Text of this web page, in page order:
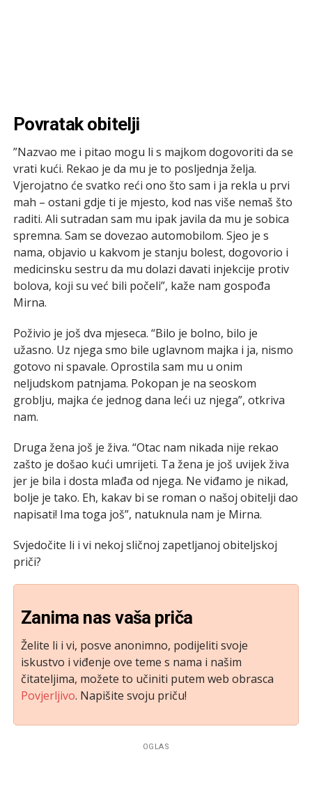
Povratak obitelji
”Nazvao me i pitao mogu li s majkom dogovoriti da se
vrati kući. Rekao je da mu je to posljednja želja.
Vjerojatno će svatko reći ono što sam i ja rekla u prvi
mah – ostani gdje ti je mjesto, kod nas više nemaš što
raditi. Ali sutradan sam mu ipak javila da mu je sobica
spremna. Sam se dovezao automobilom. Sjeo je s
nama, objavio u kakvom je stanju bolest, dogovorio i
medicinsku sestru da mu dolazi davati injekcije protiv
bolova, koji su već bili počeli”, kaže nam gospođa
Mirna.
Poživio je još dva mjeseca. “Bilo je bolno, bilo je
užasno. Uz njega smo bile uglavnom majka i ja, nismo
gotovo ni spavale. Oprostila sam mu u onim
neljudskom patnjama. Pokopan je na seoskom
groblju, majka će jednog dana leći uz njega”, otkriva
nam.
Druga žena još je živa. “Otac nam nikada nije rekao
zašto je došao kući umrijeti. Ta žena je još uvijek živa
jer je bila i dosta mlađa od njega. Ne viđamo je nikad,
bolje je tako. Eh, kakav bi se roman o našoj obitelji dao
napisati! Ima toga još”, natuknula nam je Mirna.
Svjedočite li i vi nekoj sličnoj zapetljanoj obiteljskoj
priči?
Zanima nas vaša priča
Želite li i vi, posve anonimno, podijeliti svoje
iskustvo i viđenje ove teme s nama i našim
čitateljima, možete to učiniti putem web obrasca
Povjerljivo. Napišite svoju priču!
OGLAS